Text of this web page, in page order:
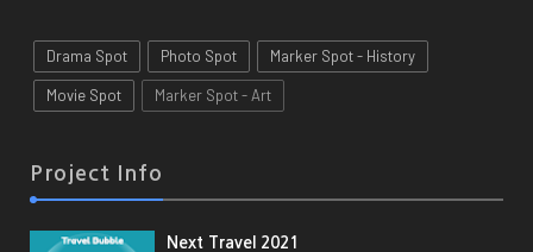
Drama Spot Photo Spot Marker Spot - History
Movie Spot Marker Spot - Art
Project Info
Next Travel 2021